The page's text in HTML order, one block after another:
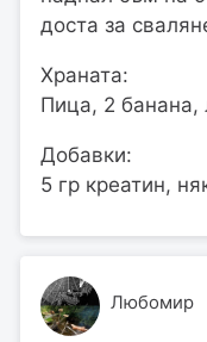
доста за
Храната:
Пица, 2 банана,
Добавки:
5 гр креатин,
Любомир